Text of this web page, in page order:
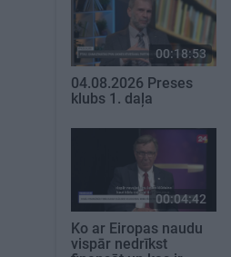
00:18:53
04.08.2026 Preses
klubs 1. daļa
00:04:42
Ko ar Eiropas naudu
vispār nedrīkst